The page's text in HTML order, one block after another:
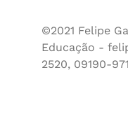
©2021 Felipe
Educação -
2520, 09190-